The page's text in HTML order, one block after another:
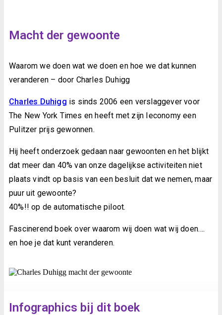
Macht der gewoonte
Waarom we doen wat we doen en hoe we dat kunnen
veranderen – door Charles Duhigg
Charles Duhigg is sinds 2006 een verslaggever voor
The New York Times en heeft met zijn Ieconomy een
Pulitzer prijs gewonnen.
Hij heeft onderzoek gedaan naar gewoonten en het blijkt
dat meer dan 40% van onze dagelijkse activiteiten niet
plaats vindt op basis van een besluit dat we nemen, maar
puur uit gewoonte?
40%!! op de automatische piloot.
Fascinerend boek over waarom wij doen wat wij doen….
en hoe je dat kunt veranderen.
Infographics bij dit boek